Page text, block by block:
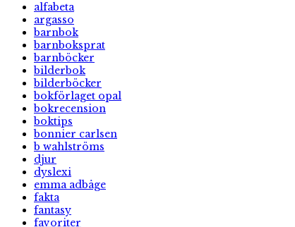
alfabeta
argasso
barnbok
barnboksprat
barnböcker
bilderbok
bilderböcker
bokförlaget opal
bokrecension
boktips
bonnier carlsen
b wahlströms
djur
dyslexi
emma adbåge
fakta
fantasy
favoriter